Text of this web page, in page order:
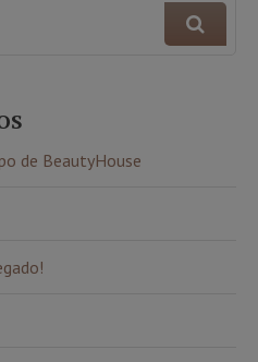
de BeautyHouse